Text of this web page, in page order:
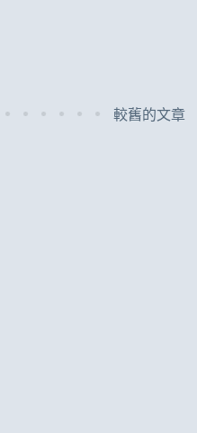
較舊的文章